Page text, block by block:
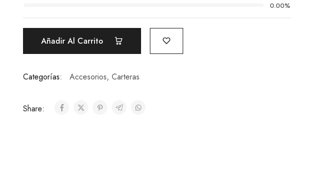
0.00%
Añadir Al Carrito
Categorías: Accesorios, Carteras
Share: